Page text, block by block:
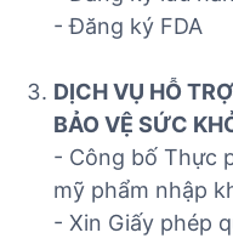
- Đăng ký FDA
DỊCH VỤ HỖ
BẢO VỆ SỨC
- Công bố Thực
mỹ phẩm nhập
- Xin Giấy phép